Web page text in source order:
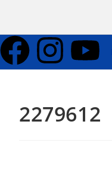
2279612